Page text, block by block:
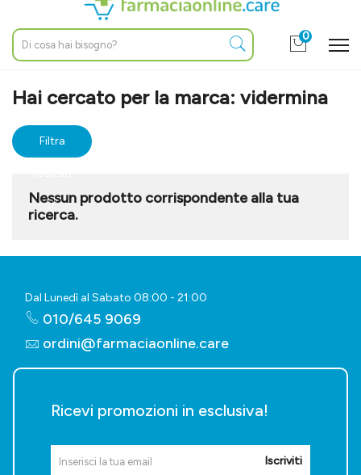
0
Home Marche parafarmaci vidermina
Hai cercato per la marca: vidermina
Filtra
Nessun prodotto corrispondente alla tua
ricerca.
Dal Lunedì al Sabato 08:00 - 21:00
010/645 9069
ordini@farmaciaonline.care
Ricevi promozioni in esclusiva!
Iscriviti